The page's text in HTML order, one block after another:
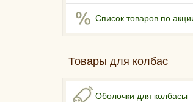
Список товаров по
Товары для колбас
Оболочки для колбасы